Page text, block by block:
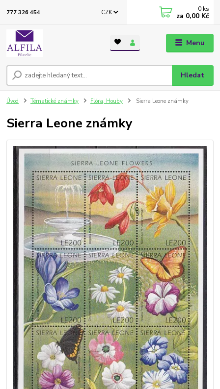
Menu
CZK
Hledat
777 326 454 0 ks
za 0,00 Kč
Úvod Tématické známky Flóra, Houby Sierra Leone známky
Sierra Leone známky